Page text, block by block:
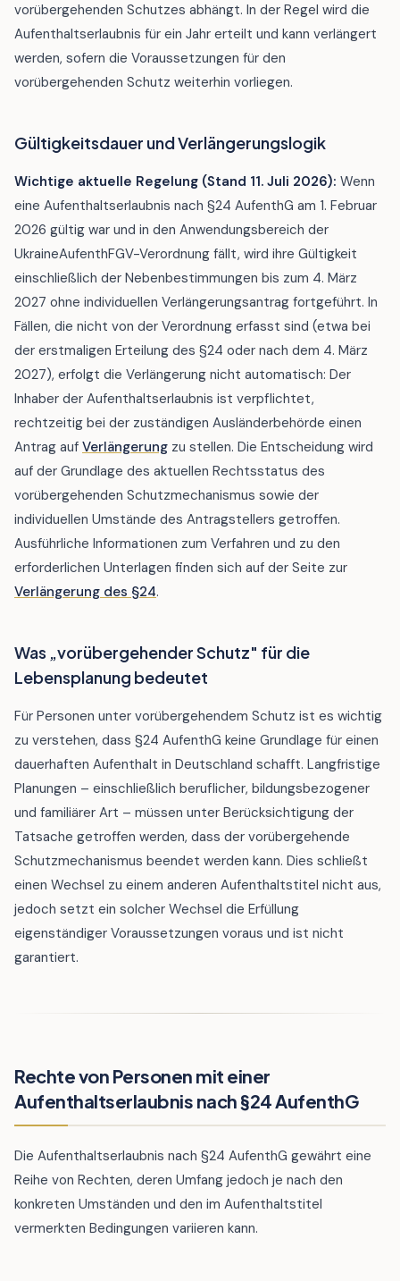
vorübergehenden Schutzes abhängt. In der Regel wird die
Aufenthaltserlaubnis für ein Jahr erteilt und kann verlängert
werden, sofern die Voraussetzungen für den
vorübergehenden Schutz weiterhin vorliegen.
Gültigkeitsdauer und Verlängerungslogik
Wichtige aktuelle Regelung (Stand 11. Juli 2026): Wenn
eine Aufenthaltserlaubnis nach §24 AufenthG am 1. Februar
2026 gültig war und in den Anwendungsbereich der
UkraineAufenthFGV-Verordnung fällt, wird ihre Gültigkeit
einschließlich der Nebenbestimmungen bis zum 4. März
2027 ohne individuellen Verlängerungsantrag fortgeführt. In
Fällen, die nicht von der Verordnung erfasst sind (etwa bei
der erstmaligen Erteilung des §24 oder nach dem 4. März
2027), erfolgt die Verlängerung nicht automatisch: Der
Inhaber der Aufenthaltserlaubnis ist verpflichtet,
rechtzeitig bei der zuständigen Ausländerbehörde einen
Antrag auf Verlängerung zu stellen. Die Entscheidung wird
auf der Grundlage des aktuellen Rechtsstatus des
vorübergehenden Schutzmechanismus sowie der
individuellen Umstände des Antragstellers getroffen.
Ausführliche Informationen zum Verfahren und zu den
erforderlichen Unterlagen finden sich auf der Seite zur
Verlängerung des §24.
Was „vorübergehender Schutz" für die
Lebensplanung bedeutet
Für Personen unter vorübergehendem Schutz ist es wichtig
zu verstehen, dass §24 AufenthG keine Grundlage für einen
dauerhaften Aufenthalt in Deutschland schafft. Langfristige
Planungen – einschließlich beruflicher, bildungsbezogener
und familiärer Art – müssen unter Berücksichtigung der
Tatsache getroffen werden, dass der vorübergehende
Schutzmechanismus beendet werden kann. Dies schließt
einen Wechsel zu einem anderen Aufenthaltstitel nicht aus,
jedoch setzt ein solcher Wechsel die Erfüllung
eigenständiger Voraussetzungen voraus und ist nicht
garantiert.
Rechte von Personen mit einer
Aufenthaltserlaubnis nach §24 AufenthG
Die Aufenthaltserlaubnis nach §24 AufenthG gewährt eine
Reihe von Rechten, deren Umfang jedoch je nach den
konkreten Umständen und den im Aufenthaltstitel
vermerkten Bedingungen variieren kann.